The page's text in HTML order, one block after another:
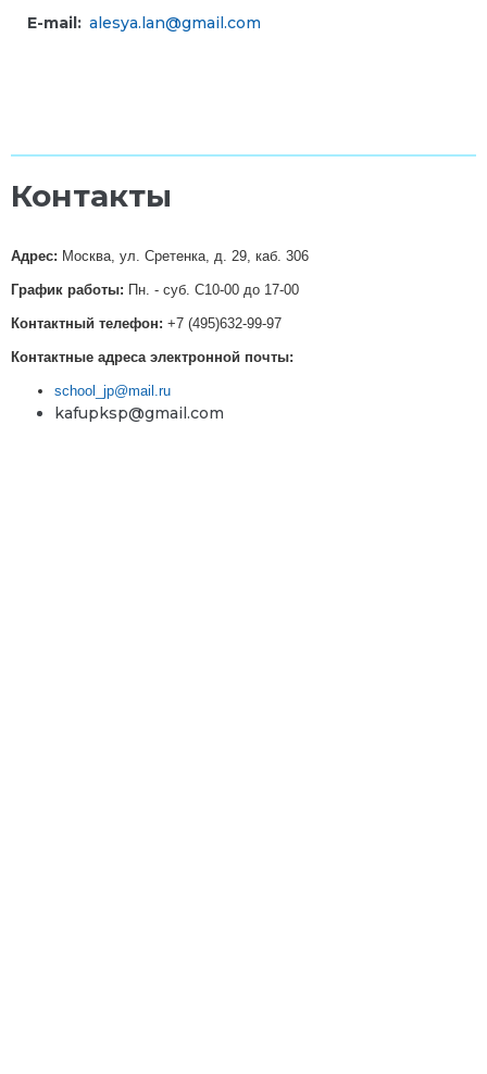
E-mail: alesya.lan@gmail.com
Контакты
Адрес: Москва, ул. Сретенка, д. 29, каб. 306
График работы: Пн. - суб. С10-00 до 17-00
Контактный телефон: +7 (495)632-99-97
Контактные адреса электронной почты:
school_jp@mail.ru
kafupksp@gmail.com